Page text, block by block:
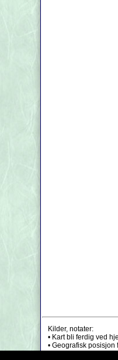
Kilder, notater:
• Kart bli ferdig ved
• Geografisk posisjon